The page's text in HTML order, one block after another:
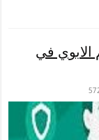
الابوي في